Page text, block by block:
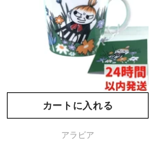
カートに入れる
アラビア